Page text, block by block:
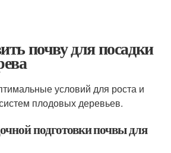
почву для посадки
условий для роста и
плодовых деревьев.
подготовки почвы для